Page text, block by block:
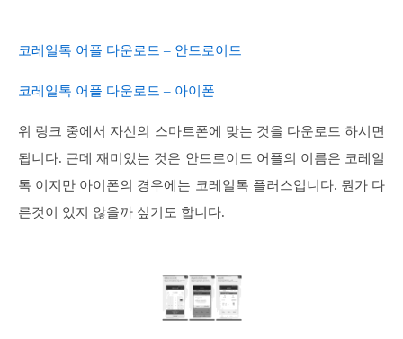
코레일톡 어플 다운로드 – 안드로이드
코레일톡 어플 다운로드 – 아이폰
위 링크 중에서 자신의 스마트폰에 맞는 것을 다운로드 하시면
됩니다. 근데 재미있는 것은 안드로이드 어플의 이름은 코레일
톡 이지만 아이폰의 경우에는 코레일톡 플러스입니다. 뭔가 다
른것이 있지 않을까 싶기도 합니다.